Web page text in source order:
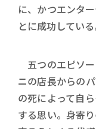
に、かつエンタ
とに成功している
五つのエピソ
ニの店長からの
の死によって自
する思い。身寄